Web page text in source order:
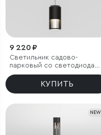
9 220 ₽
Светильник садово-
парковый со светодиодами
Entero черный
КУПИТЬ
NEW